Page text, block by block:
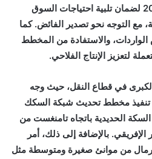
المخطط الفلاحي 2024 ـ 2025 لضمان تلبية احتياجات السوق
مع التوجه نحو تصدير الفائض. كما
الواردات، والاستفادة من المخطط
لتعزيز الإنتاج الفلاحي.
في قطاع النقل، حيث وجه
تنفيذ مخطط تحديث شبكة السكك
الحديدية باتجاه تامنغست من
بالإضافة إلى ذلك، أمر
من موانئ صغيرة ومتوسطة مثل